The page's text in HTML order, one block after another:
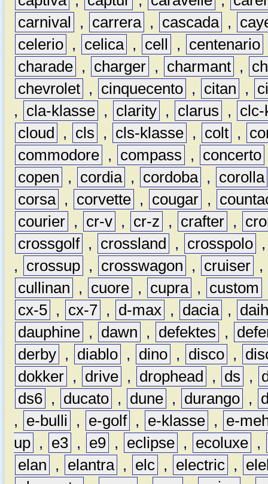
carnival
, carrera , cascada ,
celerio , celica , cell , centenario
charade , charger , charmant ,
chevrolet , cinquecento , citan ,
,
cla-klasse , clarity , clarus ,
clc-
cloud
, cls , cls-klasse , colt ,
commodore , compass , concerto
copen
, cordia , cordoba ,
corolla
corsa , corvette , cougar ,
courier , cr-v , cr-z , crafter ,
crossgolf , crossland , crosspolo
,
crossup , crosswagon , cruiser ,
cullinan
, cuore , cupra , custom
cx-5 , cx-7 , d-max , dacia ,
dauphine , dawn , defektes ,
derby , diablo , dino , disco ,
dokker , drive , drophead , ds ,
ds6 , ducato , dune , durango ,
,
e-bulli , e-golf , e-klasse ,
e-
up , e3 , e9 , eclipse , ecoluxe ,
elan
, elantra , elc , electric ,